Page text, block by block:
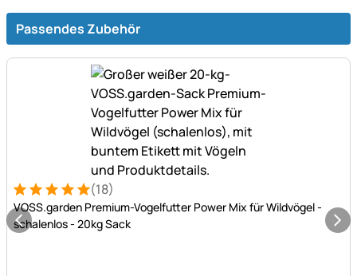
Passendes Zubehör
Bewertung: 5 von 5 (18 Bewertungen)
18 Bewertungen
(18)
VOSS.garden Premium-Vogelfutter Power Mix für Wildvögel -
schalenlos - 20kg Sack